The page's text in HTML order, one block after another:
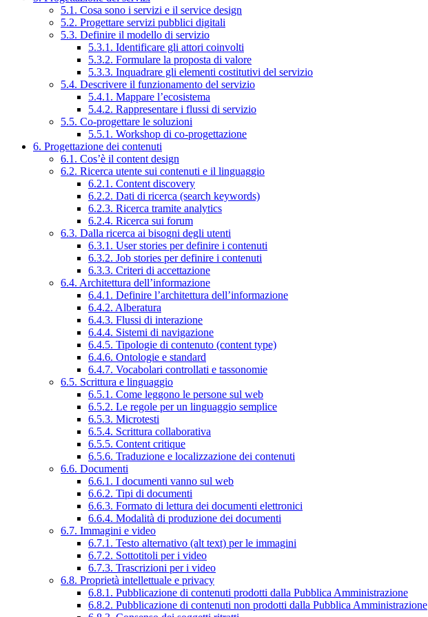
5.1. Cosa sono i servizi e il service design
5.2. Progettare servizi pubblici digitali
5.3. Definire il modello di servizio
5.3.1. Identificare gli attori coinvolti
5.3.2. Formulare la proposta di valore
5.3.3. Inquadrare gli elementi costitutivi del servizio
5.4. Descrivere il funzionamento del servizio
5.4.1. Mappare l’ecosistema
5.4.2. Rappresentare i flussi di servizio
5.5. Co-progettare le soluzioni
5.5.1. Workshop di co-progettazione
6. Progettazione dei contenuti
6.1. Cos’è il content design
6.2. Ricerca utente sui contenuti e il linguaggio
6.2.1. Content discovery
6.2.2. Dati di ricerca (search keywords)
6.2.3. Ricerca tramite analytics
6.2.4. Ricerca sui forum
6.3. Dalla ricerca ai bisogni degli utenti
6.3.1. User stories per definire i contenuti
6.3.2. Job stories per definire i contenuti
6.3.3. Criteri di accettazione
6.4. Architettura dell’informazione
6.4.1. Definire l’architettura dell’informazione
6.4.2. Alberatura
6.4.3. Flussi di interazione
6.4.4. Sistemi di navigazione
6.4.5. Tipologie di contenuto (content type)
6.4.6. Ontologie e standard
6.4.7. Vocabolari controllati e tassonomie
6.5. Scrittura e linguaggio
6.5.1. Come leggono le persone sul web
6.5.2. Le regole per un linguaggio semplice
6.5.3. Microtesti
6.5.4. Scrittura collaborativa
6.5.5. Content critique
6.5.6. Traduzione e localizzazione dei contenuti
6.6. Documenti
6.6.1. I documenti vanno sul web
6.6.2. Tipi di documenti
6.6.3. Formato di lettura dei documenti elettronici
6.6.4. Modalità di produzione dei documenti
6.7. Immagini e video
6.7.1. Testo alternativo (alt text) per le immagini
6.7.2. Sottotitoli per i video
6.7.3. Trascrizioni per i video
6.8. Proprietà intellettuale e privacy
6.8.1. Pubblicazione di contenuti prodotti dalla Pubblica Amministrazione
6.8.2. Pubblicazione di contenuti non prodotti dalla Pubblica Amministrazione